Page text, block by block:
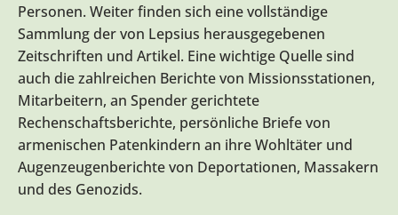
Personen. Weiter finden sich eine vollständige
Sammlung der von Lepsius herausgegebenen
Zeitschriften und Artikel. Eine wichtige Quelle sind
auch die zahlreichen Berichte von Missionsstationen,
Mitarbeitern, an Spender gerichtete
Rechenschaftsberichte, persönliche Briefe von
armenischen Patenkindern an ihre Wohltäter und
Augenzeugenberichte von Deportationen, Massakern
und des Genozids.